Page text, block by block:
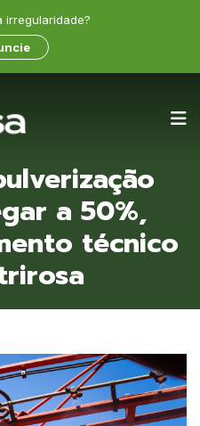
irregularidade?
a 50%,
técnico